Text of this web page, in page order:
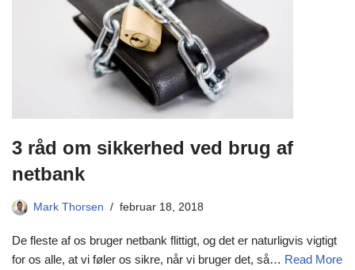
3 råd om sikkerhed ved brug af
netbank
Mark Thorsen februar 18, 2018
De fleste af os bruger netbank flittigt, og det er naturligvis vigtigt
for os alle, at vi føler os sikre, når vi bruger det, så… Read More